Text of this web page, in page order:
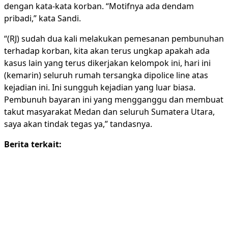
dengan kata-kata korban. “Motifnya ada dendam
pribadi,” kata Sandi.
“(RJ) sudah dua kali melakukan pemesanan pembunuhan
terhadap korban, kita akan terus ungkap apakah ada
kasus lain yang terus dikerjakan kelompok ini, hari ini
(kemarin) seluruh rumah tersangka dipolice line atas
kejadian ini. Ini sungguh kejadian yang luar biasa.
Pembunuh bayaran ini yang mengganggu dan membuat
takut masyarakat Medan dan seluruh Sumatera Utara,
saya akan tindak tegas ya,” tandasnya.
Berita terkait: